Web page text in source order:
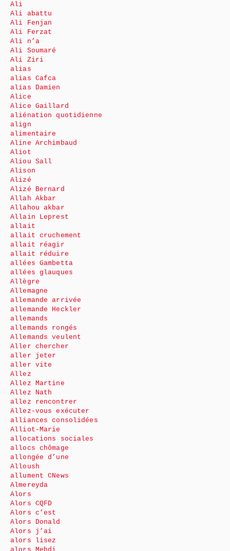
Ali
Ali abattu
Ali Fenjan
Ali Ferzat
Ali n’a
Ali Soumaré
Ali Ziri
alias
alias Cafca
alias Damien
Alice
Alice Gaillard
aliénation quotidienne
align
alimentaire
Aline Archimbaud
Aliot
Aliou Sall
Alison
Alizé
Alizé Bernard
Allah Akbar
Allahou akbar
Allain Leprest
allait
allait cruchement
allait réagir
allait réduire
allées Gambetta
allées glauques
Allègre
Allemagne
allemande arrivée
allemande Heckler
allemands
allemands rongés
Allemands veulent
Aller chercher
aller jeter
aller vite
Allez
Allez Martine
Allez Nath
allez rencontrer
Allez-vous exécuter
alliances consolidées
Alliot-Marie
allocations sociales
allocs chômage
allongée d’une
Alloush
allument CNews
Almereyda
Alors
Alors CQFD
Alors c’est
Alors Donald
Alors j’ai
alors lisez